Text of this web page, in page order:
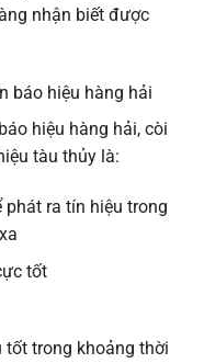
nhận biết được
báo hiệu hàng hải
hiệu hàng hải, còi
tàu thủy là:
ra tín hiệu trong
tốt
tốt trong khoảng thời